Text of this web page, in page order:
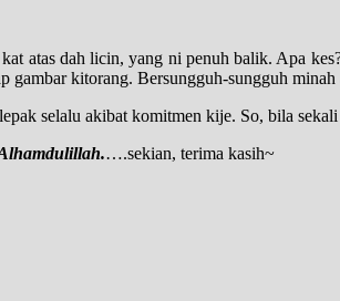
atas dah licin, yang ni penuh balik. Apa
gambar kitorang. Bersungguh-sungguh
selalu akibat komitmen kije. So, bila
….sekian, terima kasih~